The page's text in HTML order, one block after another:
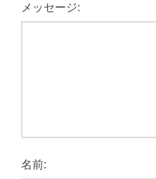
メッセージ:
名前: